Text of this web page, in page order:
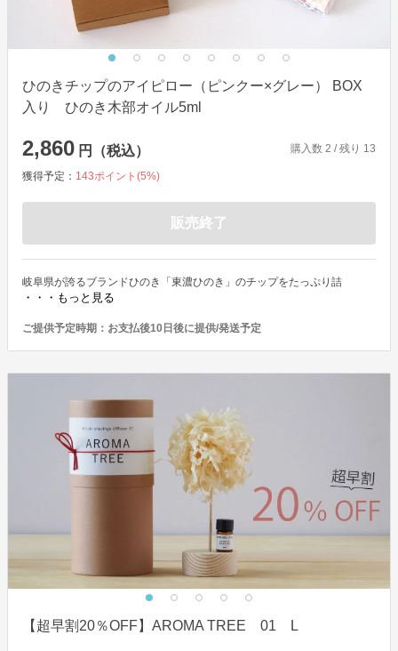
ひのきチップのアイピロー（ピンクー×グレー） BOX
入り ひのき木部オイル5ml
2,860 円（税込） 購入数 2 / 残り 13
獲得予定： 143ポイント(5%)
販売終了
岐阜県が誇るブランドひのき「東濃ひのき」のチップをたっぷり詰
・・・もっと見る
ご提供予定時期： お支払後10日後に提供/発送予定
【超早割20％OFF】AROMA TREE 01 L